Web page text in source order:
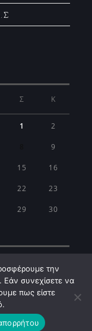
Σ Κ
1 2
9
15 16
22 23
29 30
την
Εάν συνεχίσετε να
πως είστε